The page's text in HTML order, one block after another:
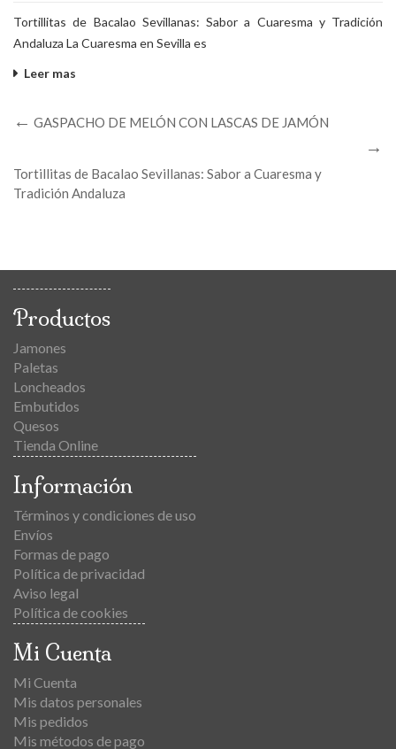
Tortillitas de Bacalao Sevillanas: Sabor a Cuaresma y Tradición
Andaluza La Cuaresma en Sevilla es
Leer mas
GASPACHO DE MELÓN CON LASCAS DE JAMÓN
Tortillitas de Bacalao Sevillanas: Sabor a Cuaresma y
Tradición Andaluza
Productos
Jamones
Paletas
Loncheados
Embutidos
Quesos
Tienda Online
Información
Términos y condiciones de uso
Envíos
Formas de pago
Política de privacidad
Aviso legal
Política de cookies
Mi Cuenta
Mi Cuenta
Mis datos personales
Mis pedidos
Mis métodos de pago